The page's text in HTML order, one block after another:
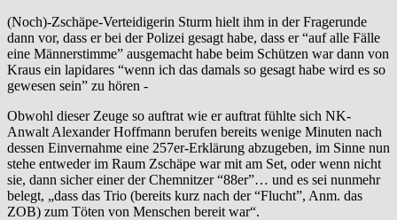
(Noch)-Zschäpe-Verteidigerin Sturm hielt ihm in der Fragerunde
dann vor, dass er bei der Polizei gesagt habe, dass er “auf alle Fälle
eine Männerstimme” ausgemacht habe beim Schützen war dann von
Kraus ein lapidares “wenn ich das damals so gesagt habe wird es so
gewesen sein” zu hören -
Obwohl dieser Zeuge so auftrat wie er auftrat fühlte sich NK-
Anwalt Alexander Hoffmann berufen bereits wenige Minuten nach
dessen Einvernahme eine 257er-Erklärung abzugeben, im Sinne nun
stehe entweder im Raum Zschäpe war mit am Set, oder wenn nicht
sie, dann sicher einer der Chemnitzer “88er”… und es sei nunmehr
belegt, „dass das Trio (bereits kurz nach der “Flucht”, Anm. das
ZOB) zum Töten von Menschen bereit war“.